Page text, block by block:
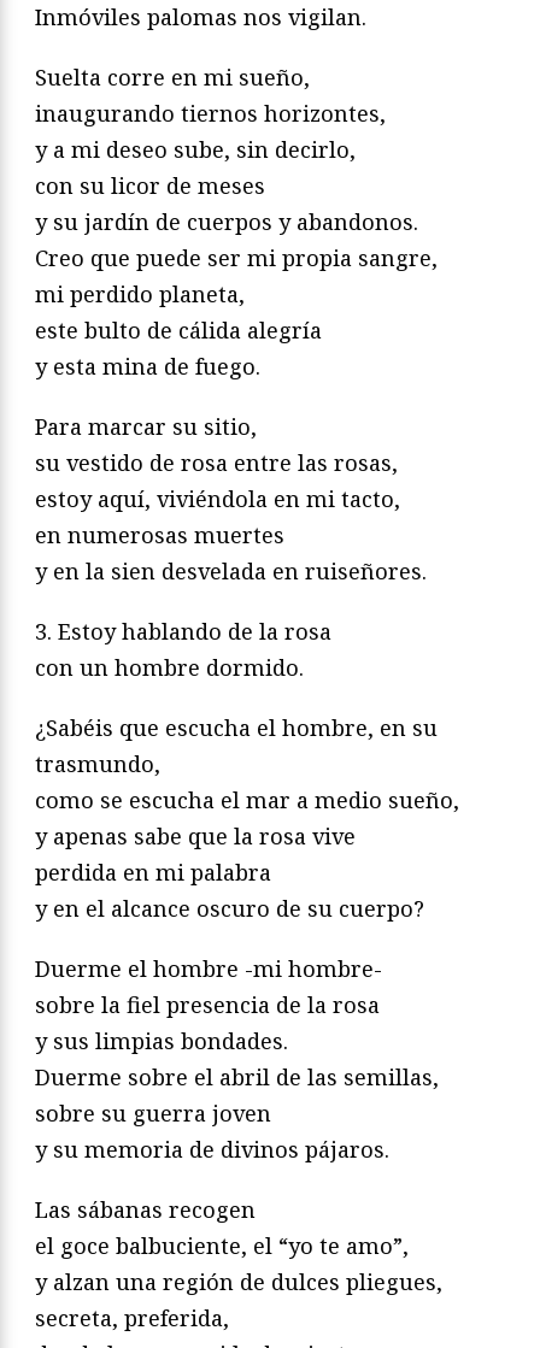
Inmóviles palomas nos vigilan.
Suelta corre en mi sueño,
inaugurando tiernos horizontes,
y a mi deseo sube, sin decirlo,
con su licor de meses
y su jardín de cuerpos y abandonos.
Creo que puede ser mi propia sangre,
mi perdido planeta,
este bulto de cálida alegría
y esta mina de fuego.
Para marcar su sitio,
su vestido de rosa entre las rosas,
estoy aquí, viviéndola en mi tacto,
en numerosas muertes
y en la sien desvelada en ruiseñores.
3. Estoy hablando de la rosa
con un hombre dormido.
¿Sabéis que escucha el hombre, en su
trasmundo,
como se escucha el mar a medio sueño,
y apenas sabe que la rosa vive
perdida en mi palabra
y en el alcance oscuro de su cuerpo?
Duerme el hombre -mi hombre-
sobre la fiel presencia de la rosa
y sus limpias bondades.
Duerme sobre el abril de las semillas,
sobre su guerra joven
y su memoria de divinos pájaros.
Las sábanas recogen
el goce balbuciente, el “yo te amo”,
y alzan una región de dulces pliegues,
secreta, preferida,